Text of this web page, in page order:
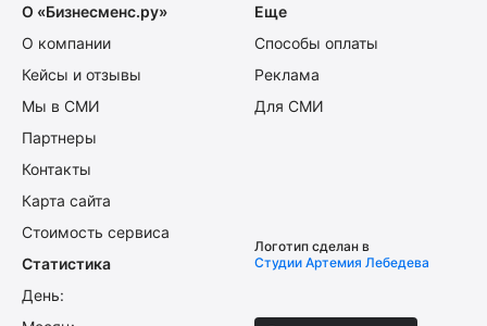
О «Бизнесменс.ру»
О компании
Кейсы и отзывы
Мы в СМИ
Партнеры
Контакты
Карта сайта
Стоимость сервиса
Еще
Способы оплаты
Реклама
Для СМИ
Статистика
День:
Логотип сделан в
Студии Артемия Лебедева